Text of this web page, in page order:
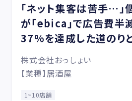
「ネット集客は苦手…
が「ebica」で広告費半
37%を達成した道のり
株式会社おっしょい
【業種】居酒屋
1~10店舗